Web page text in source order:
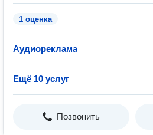
1 оценка
Аудиореклама
Ещё 10 услуг
Позвонить